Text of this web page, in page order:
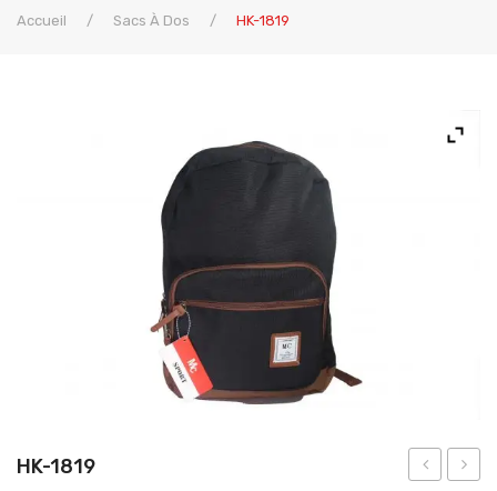
ACCUEIL
Accueil / Sacs À Dos / HK-1819
HK-1819